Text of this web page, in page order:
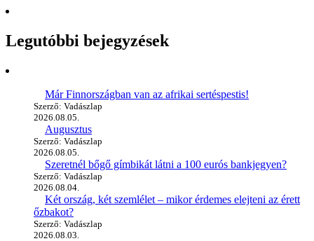
Legutóbbi bejegyzések
Már Finnországban van az afrikai sertéspestis!
Szerző: Vadászlap
2026.08.05.
Augusztus
Szerző: Vadászlap
2026.08.05.
Szeretnél bőgő gímbikát látni a 100 eurós bankjegyen?
Szerző: Vadászlap
2026.08.04.
Két ország, két szemlélet – mikor érdemes elejteni az érett
őzbakot?
Szerző: Vadászlap
2026.08.03.